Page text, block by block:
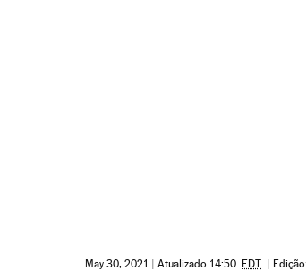
May 30, 2021 | Atualizado 14:50 EDT | Edição: